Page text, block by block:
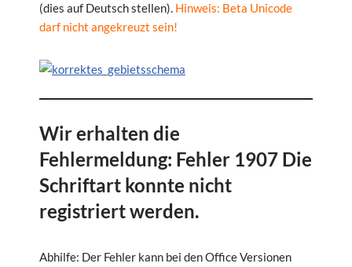
(dies auf Deutsch stellen). Hinweis: Beta Unicode
darf nicht angekreuzt sein!
Wir erhalten die
Fehlermeldung: Fehler 1907 Die
Schriftart konnte nicht
registriert werden.
Abhilfe: Der Fehler kann bei den Office Versionen